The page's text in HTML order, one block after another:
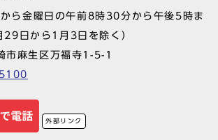
ら金曜日の午前8時30分から午後5時ま
日から1月3日を除く）
麻生区万福寺1-5-1
外部リンク